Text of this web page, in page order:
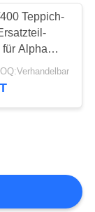
366
Teppich-
Alpha